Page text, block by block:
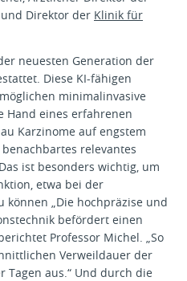
Direktor der Klinik für
neuesten Generation der
Diese KI-fähigen
minimalinvasive
Hand eines erfahrenen
Karzinome auf engstem
relevantes
ist besonders wichtig, um
etwa bei der
können „Die hochpräzise und
befördert einen
Professor Michel. „So
Verweildauer der
Tagen aus.“ Und durch die